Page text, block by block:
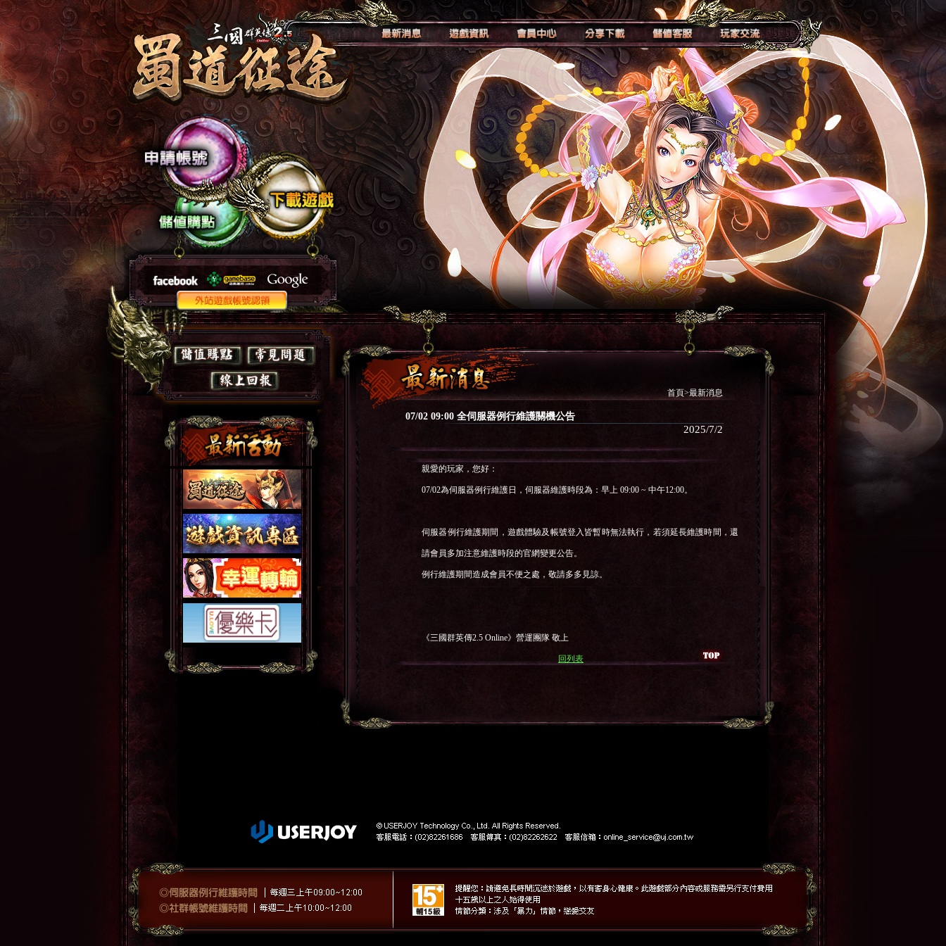
首頁>最新消息
07/02 09:00 全伺服器例行維護關機公告
2025/7/2
親愛的玩家，您好：
07/02為伺服器例行維護日，伺服器維護時段為：早上 09:00 ~ 中午12:00。
伺服器例行維護期間，遊戲體驗及帳號登入皆暫時無法執行，若須延長維護時間，還
請會員多加注意維護時段的官網變更公告。
例行維護期間造成會員不便之處，敬請多多見諒。
《三國群英傳2.5 Online》營運團隊 敬上
回列表